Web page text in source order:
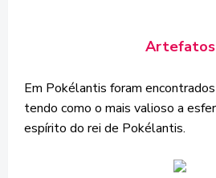
Artefatos
Em Pokélantis foram
tendo como o mais valioso a
espírito do rei de Pokélantis.